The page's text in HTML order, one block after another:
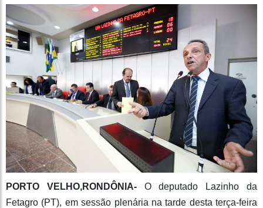
PORTO VELHO,RONDÔNIA- O deputado Lazinho da
Fetagro (PT), em sessão plenária na tarde desta terça-feira